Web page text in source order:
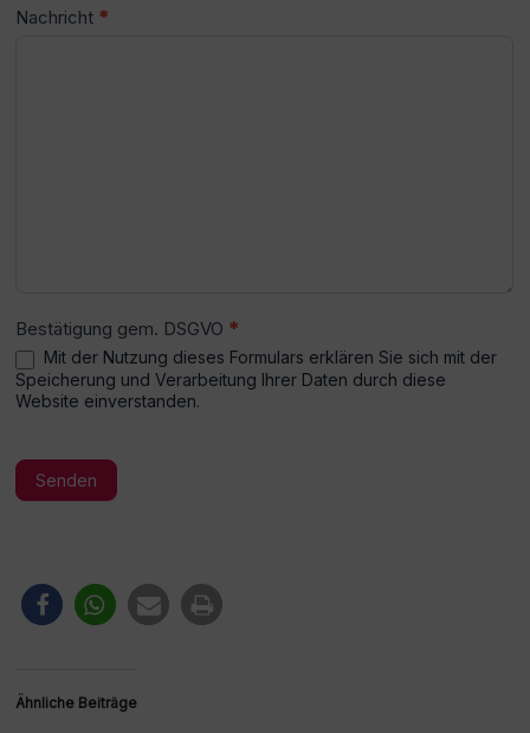
Nachricht *
Bestätigung gem. DSGVO *
Mit der Nutzung dieses Formulars erklären Sie sich mit der
Speicherung und Verarbeitung Ihrer Daten durch diese
Website einverstanden.
Senden
Ähnliche Beiträge